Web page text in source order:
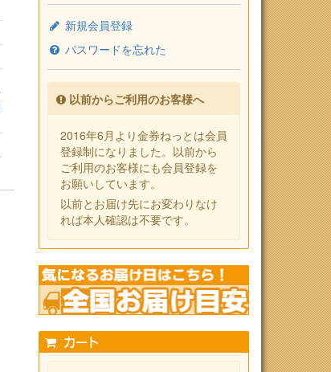
新規会員登録
パスワードを忘れた
以前からご利用のお客様へ
2016年6月より金券ねっとは会員
登録制になりました。以前から
ご利用のお客様にも会員登録を
お願いしています。
以前とお届け先にお変わりなけ
れば本人確認は不要です。
カート